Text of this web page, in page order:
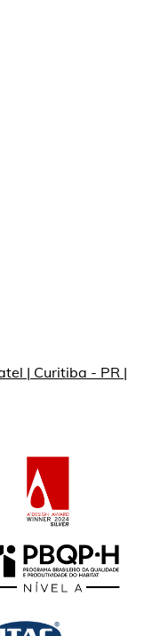
| Curitiba - PR |